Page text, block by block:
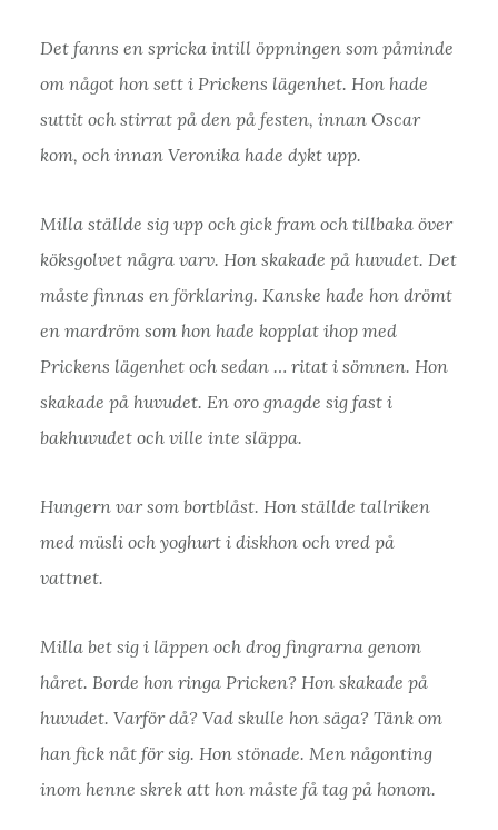
Det fanns en spricka intill öppningen som påminde
om något hon sett i Prickens lägenhet. Hon hade
suttit och stirrat på den på festen, innan Oscar
kom, och innan Veronika hade dykt upp.
Milla ställde sig upp och gick fram och tillbaka över
köksgolvet några varv. Hon skakade på huvudet. Det
måste finnas en förklaring. Kanske hade hon drömt
en mardröm som hon hade kopplat ihop med
Prickens lägenhet och sedan … ritat i sömnen. Hon
skakade på huvudet. En oro gnagde sig fast i
bakhuvudet och ville inte släppa.
Hungern var som bortblåst. Hon ställde tallriken
med müsli och yoghurt i diskhon och vred på
vattnet.
Milla bet sig i läppen och drog fingrarna genom
håret. Borde hon ringa Pricken? Hon skakade på
huvudet. Varför då? Vad skulle hon säga? Tänk om
han fick nåt för sig. Hon stönade. Men någonting
inom henne skrek att hon måste få tag på honom.